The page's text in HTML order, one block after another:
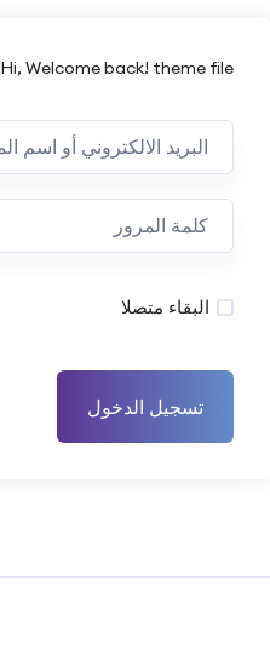
Hi, Welcome back! theme file
البقاء متصلا
تسجيل الدخول